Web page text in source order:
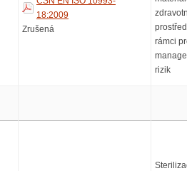
18:2009
Zrušená
rámci
rizik